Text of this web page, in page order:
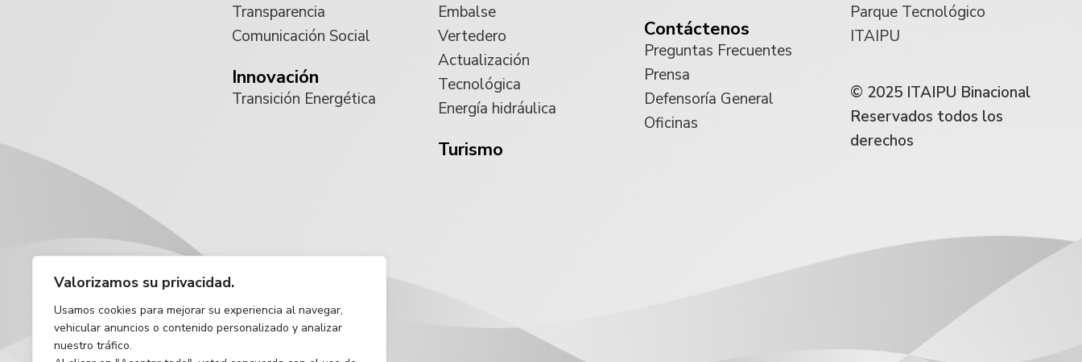
Valorizamos su privacidad.
Usamos cookies para mejorar su experiencia al navegar,
vehicular anuncios o contenido personalizado y analizar
nuestro tráfico.
Transparencia
Comunicación Social
Innovación
Transición Energética
Embalse
Vertedero
Actualización
Tecnológica
Energía hidráulica
Turismo
Contáctenos
Preguntas Frecuentes
Prensa
Defensoría General
Oficinas
Parque Tecnológico
ITAIPU
© 2025 ITAIPU Binacional
Reservados todos los
derechos